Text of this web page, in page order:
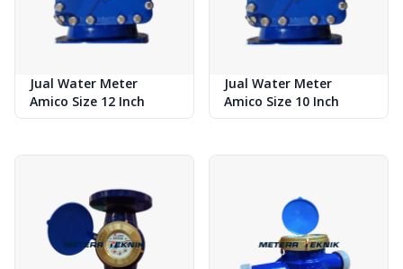
Jual Water Meter
Amico Size 12 Inch
Jual Water Meter
Amico Size 10 Inch